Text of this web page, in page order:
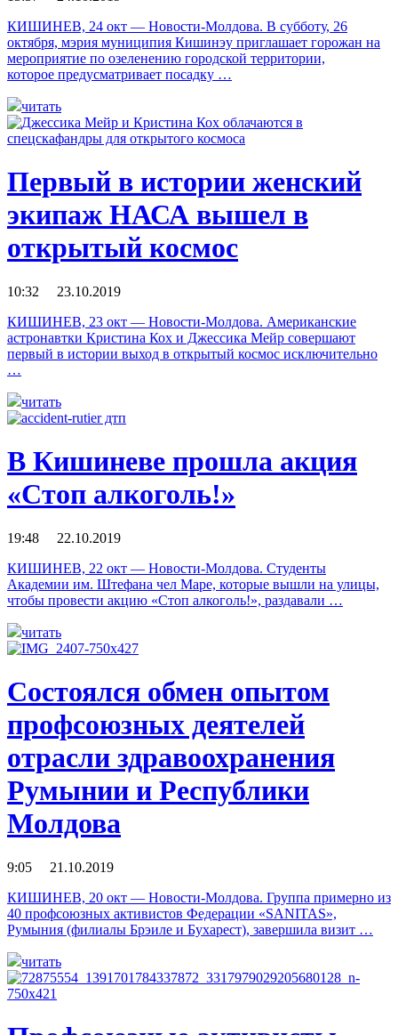
КИШИНЕВ, 24 окт — Новости-Молдова. В субботу, 26
октября, мэрия муниципия Кишинэу приглашает горожан на
мероприятие по озеленению городской территории,
которое предусматривает посадку …
читать
Первый в истории женский
экипаж НАСА вышел в
открытый космос
10:32 23.10.2019
КИШИНЕВ, 23 окт — Новости-Молдова. Американские
астронавтки Кристина Кох и Джессика Мейр совершают
первый в истории выход в открытый космос исключительно
…
читать
В Кишиневе прошла акция
«Стоп алкоголь!»
19:48 22.10.2019
КИШИНЕВ, 22 окт — Новости-Молдова. Студенты
Академии им. Штефана чел Маре, которые вышли на улицы,
чтобы провести акцию «Стоп алкоголь!», раздавали …
читать
Состоялся обмен опытом
профсоюзных деятелей
отрасли здравоохранения
Румынии и Республики
Молдова
9:05 21.10.2019
КИШИНЕВ, 20 окт — Новости-Молдова. Группа примерно из
40 профсоюзных активистов Федерации «SANITAS»,
Румыния (филиалы Брэиле и Бухарест), завершила визит …
читать